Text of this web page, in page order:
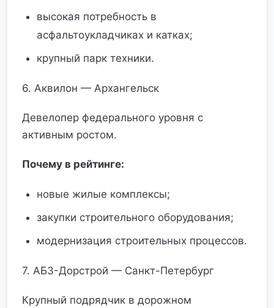
высокая потребность в
асфальтоукладчиках и катках;
крупный парк техники.
6. Аквилон — Архангельск
Девелопер федерального уровня с
активным ростом.
Почему в рейтинге:
новые жилые комплексы;
закупки строительного оборудования;
модернизация строительных процессов.
7. АБЗ-Дорстрой — Санкт-Петербург
Крупный подрядчик в дорожном